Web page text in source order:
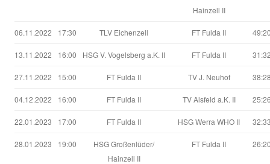
Hainzell II
06.11.2022 17:30 TLV Eichenzell FT Fulda II
13.11.2022 16:00 HSG V. Vogelsberg a.K. II FT Fulda II
27.11.2022 15:00 FT Fulda II TV J. Neuhof
04.12.2022 16:00 FT Fulda II TV Alsfeld a.K. II
22.01.2023 17:00 FT Fulda II HSG Werra WHO II
28.01.2023 19:00
HSG Großenlüder/
Hainzell II
FT Fulda II